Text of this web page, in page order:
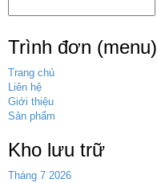
Trình đơn (menu)
Trang chủ
Liên hệ
Giới thiệu
Sản phẩm
Kho lưu trữ
Tháng 7 2026